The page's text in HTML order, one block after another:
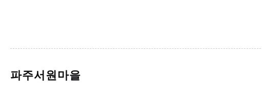
파주서원마을